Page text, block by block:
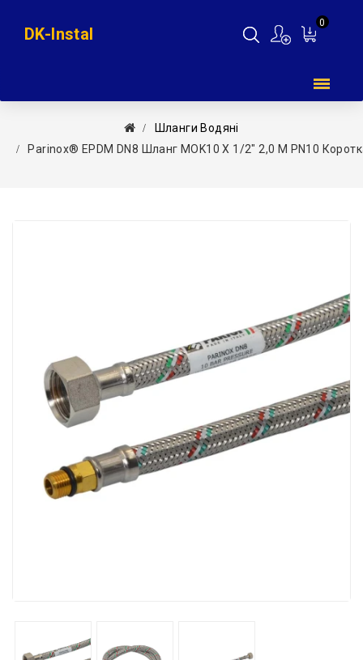
0
DK-Instal
Шланги Водяні
Parinox® EPDM DN8 Шланг MOK10 Х 1/2″ 2,0 М PN10